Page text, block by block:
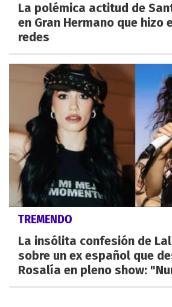
La polémica actitud de
en Gran Hermano que
redes
TREMENDO
La insólita confesión de
sobre un ex español que
Rosalía en pleno show: